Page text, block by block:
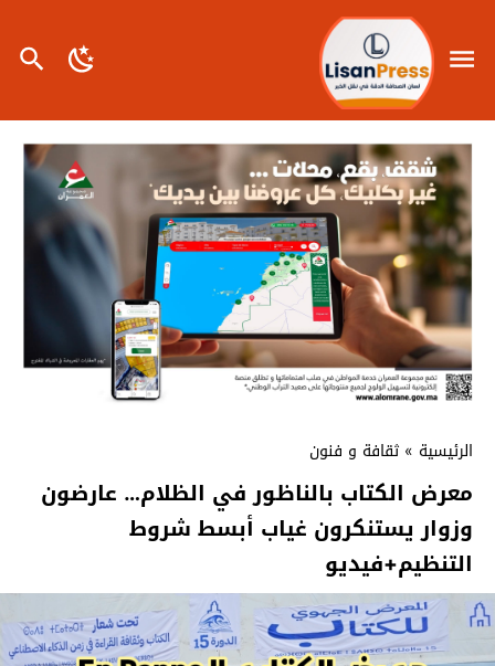
الرئيسية » ثقافة و فنون
معرض الكتاب بالناظور في الظلام… عارضون
وزوار يستنكرون غياب أبسط شروط
التنظيم+فيديو